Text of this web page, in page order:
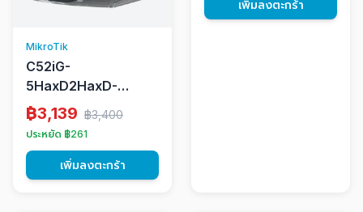
MikroTik
C52iG-
5HaxD2HaxD-
TC(hAP ax2)
฿3,139 ฿3,400
ประหยัด ฿261
เพิ่มลงตะกร้า
เพิ่มลงตะกร้า